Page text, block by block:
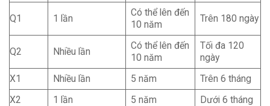
Q1 1 lần
Có thể lên đến
10 năm
Trên 180 ngày
Q2 Nhiều lần
Có thể lên đến
10 năm
Tối đa 120
ngày
X1
Nhiều lần 5 năm
Trên 6 tháng
X2
1 lần 5 năm Dưới 6 tháng